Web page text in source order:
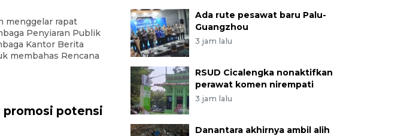
menggelar rapat
Penyiaran Publik
Kantor Berita
membahas Rencana
promosi potensi
Ada rute pesawat baru Palu-
Guangzhou
3 jam lalu
RSUD Cicalengka nonaktifkan
perawat komen nirempati
3 jam lalu
Danantara akhirnya ambil alih